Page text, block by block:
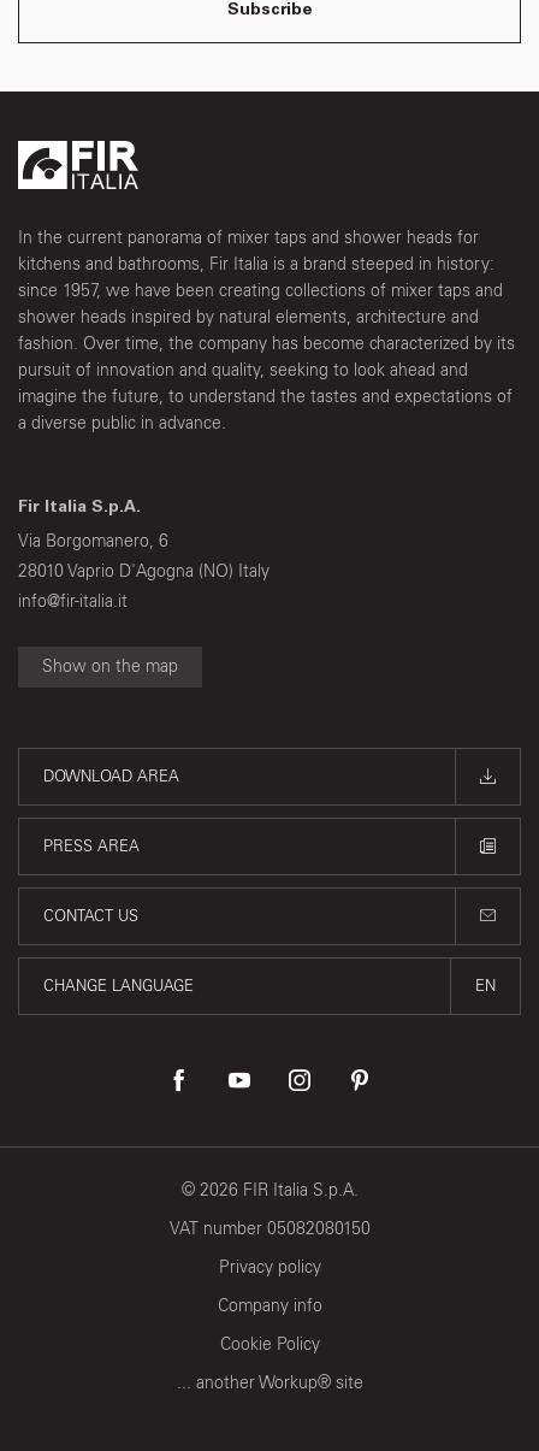
Subscribe
In the current panorama of mixer taps and shower heads for
kitchens and bathrooms, Fir Italia is a brand steeped in history:
since 1957, we have been creating collections of mixer taps and
shower heads inspired by natural elements, architecture and
fashion. Over time, the company has become characterized by its
pursuit of innovation and quality, seeking to look ahead and
imagine the future, to understand the tastes and expectations of
a diverse public in advance.
Fir Italia S.p.A.
Via Borgomanero, 6
28010 Vaprio D'Agogna (NO) Italy
info@fir-italia.it
Show on the map
DOWNLOAD AREA
PRESS AREA
CONTACT US
CHANGE LANGUAGE EN
© 2026 FIR Italia S.p.A.
VAT number 05082080150
Privacy policy
Company info
Cookie Policy
... another Workup® site